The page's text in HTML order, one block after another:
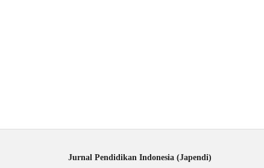
Jurnal Pendidikan Indonesia (Japendi)